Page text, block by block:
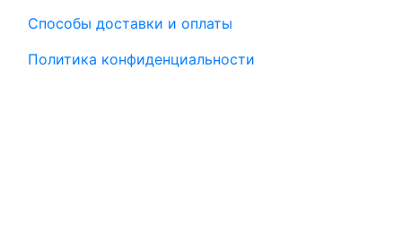
Способы доставки и оплаты
Политика конфиденциальности